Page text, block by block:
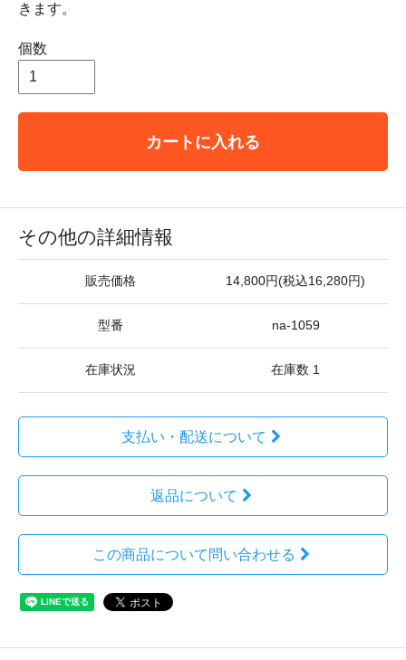
きます。
個数
カートに入れる
その他の詳細情報
販売価格 14,800円(税込16,280円)
型番 na-1059
在庫状況 在庫数 1
支払い・配送について
返品について
この商品について問い合わせる